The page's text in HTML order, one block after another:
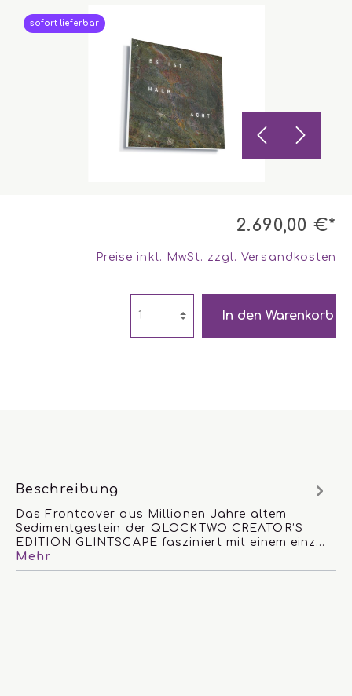
sofort lieferbar
2.690,00 €*
Preise inkl. MwSt. zzgl. Versandkosten
In den Warenkorb
Beschreibung
Das Frontcover aus Millionen Jahre altem
Sedimentgestein der QLOCKTWO CREATOR’S
EDITION GLINTSCAPE fasziniert mit einem einz…
Mehr